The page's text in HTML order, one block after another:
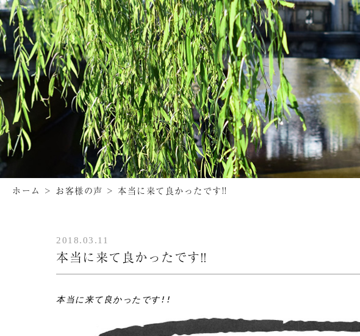
ホーム > お客様の声 > 本当に来て良かったです!!
2018.03.11
本当に来て良かったです!!
本当に来て良かったです!!